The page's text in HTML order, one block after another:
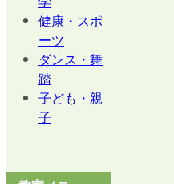
健康・スポ
ーツ
ダンス・舞
踏
子ども・親
子